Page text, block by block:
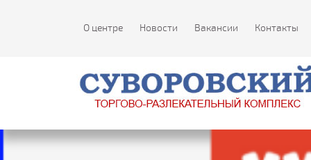
О центре Новости Вакансии Контакты